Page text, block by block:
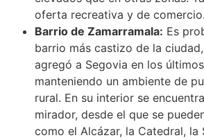
oferta recreativa y de comercio.
Barrio de Zamarramala: Es
barrio más castizo de la
agregó a Segovia en los
manteniendo un ambiente de
rural. En su interior se
mirador, desde el que se
como el Alcázar, la Catedral, la